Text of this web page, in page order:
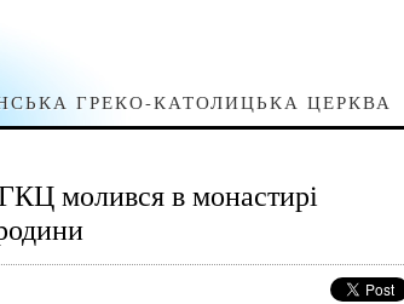
ГРЕКО-КАТОЛИЦЬКА ЦЕРКВА
молився в монастирі